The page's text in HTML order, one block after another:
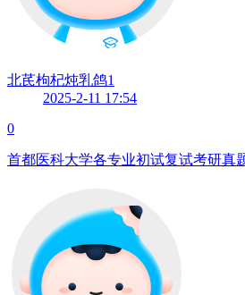
北芪枸杞炖乳鸽1
2025-2-11 17:54
0
首都医科大学各专业初试复试考研真